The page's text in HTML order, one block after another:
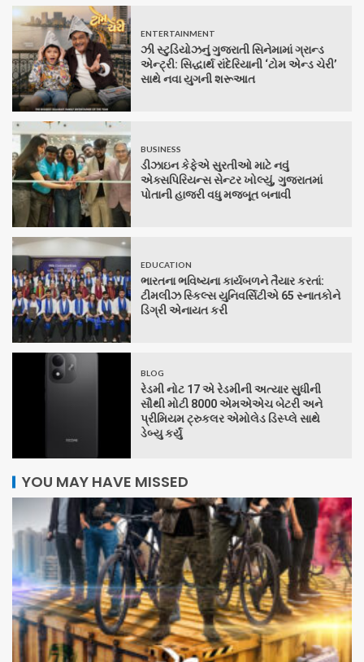
ENTERTAINMENT
ઝી સ્ટુડિયોઝનું ગુજરાતી સિનેમામાં ગ્રાન્ડ
એન્ટ્રી: સિદ્ધાર્થ રાંદેરિયાની ‘ટોમ એન્ડ ચેરી’
સાથે નવા યુગની શરૂઆત
BUSINESS
ડીઝાઇન કેફેએ સુરતીઓ માટે નવું
એક્સપિરિયન્સ સેન્ટર ખોલ્યું, ગુજરાતમાં
પોતાની હાજરી વધુ મજબૂત બનાવી
EDUCATION
ભારતના ભવિષ્યના કાર્યબળને તૈયાર કરતાં:
ટીમલીઝ સ્કિલ્સ યુનિવર્સિટીએ 65 સ્નાતકોને
ડિગ્રી એનાયત કરી
BLOG
રેડમી નોટ 17 એ રેડમીની અત્યાર સુધીની
સૌથી મોટી 8000 એમએએચ બેટરી અને
પ્રીમિયમ ટ્રુકલર એમોલેડ ડિસ્પ્લે સાથે
ડેબ્યુ કર્યું
YOU MAY HAVE MISSED